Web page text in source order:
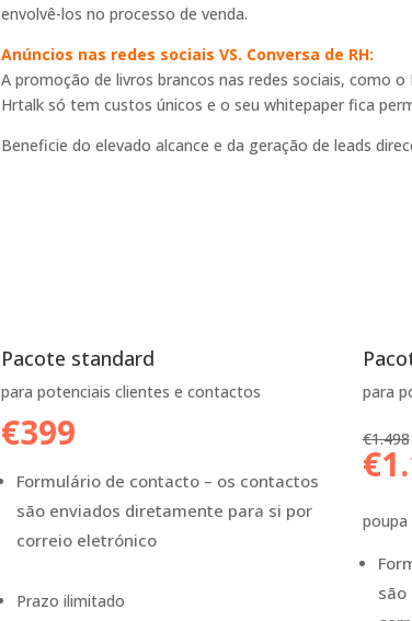
envolvê-los no processo de venda.
Anúncios nas redes sociais VS. Conversa de RH:
A promoção de livros brancos nas redes sociais, como
Hrtalk só tem custos únicos e o seu whitepaper fica
Beneficie do elevado alcance e da geração de leads
Pacote standard
para potenciais clientes e contactos
€399
Formulário de contacto – os contactos
são enviados diretamente para si por
correio eletrónico
Prazo ilimitado
para
€1.498
poupa
são